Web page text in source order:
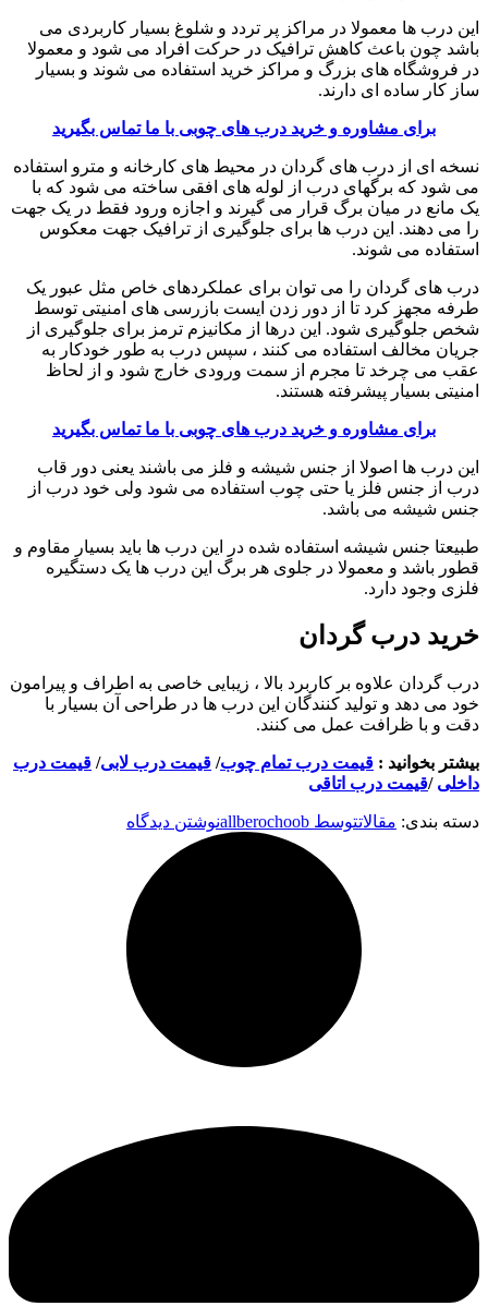
این درب ها معمولا در مراکز پر تردد و شلوغ بسیار کاربردی می
باشد چون باعث کاهش ترافیک در حرکت افراد می شود و معمولا
در فروشگاه های بزرگ و مراکز خرید استفاده می شوند و بسیار
ساز کار ساده ای دارند.
برای مشاوره و خرید درب های چوبی با ما تماس بگیرید
نسخه ای از درب های گردان در محیط های کارخانه و مترو استفاده
می شود که برگهای درب از لوله های افقی ساخته می شود که با
یک مانع در میان برگ قرار می گیرند و اجازه ورود فقط در یک جهت
را می دهند. این درب ها برای جلوگیری از ترافیک جهت معکوس
استفاده می شوند.
درب های گردان را می توان برای عملکردهای خاص مثل عبور یک
طرفه مجهز کرد تا از دور زدن ایست بازرسی های امنیتی توسط
شخص جلوگیری شود. این درها از مکانیزم ترمز برای جلوگیری از
جریان مخالف استفاده می کنند ، سپس درب به طور خودکار به
عقب می چرخد ​​تا مجرم از سمت ورودی خارج شود و از لحاظ
امنیتی بسیار پیشرفته هستند.
برای مشاوره و خرید درب های چوبی با ما تماس بگیرید
این درب ها اصولا از جنس شیشه و فلز می باشند یعنی دور قاب
درب از جنس فلز یا حتی چوب استفاده می شود ولی خود درب از
جنس شیشه می باشد.
طبیعتا جنس شیشه استفاده شده در این درب ها باید بسیار مقاوم و
قطور باشد و معمولا در جلوی هر برگ این درب ها یک دستگیره
فلزی وجود دارد.
خرید درب گردان
درب گردان علاوه بر کاربرد بالا ، زیبایی خاصی به اطراف و پیرامون
خود می دهد و تولید کنندگان این درب ها در طراحی آن بسیار با
دقت و با ظرافت عمل می کنند.
بیشتر بخوانید : قیمت درب تمام چوب/ قیمت درب لابی/ قیمت درب
داخلی /قیمت درب اتاقی
دسته بندی: مقالاتتوسط allberochoobنوشتن دیدگاه